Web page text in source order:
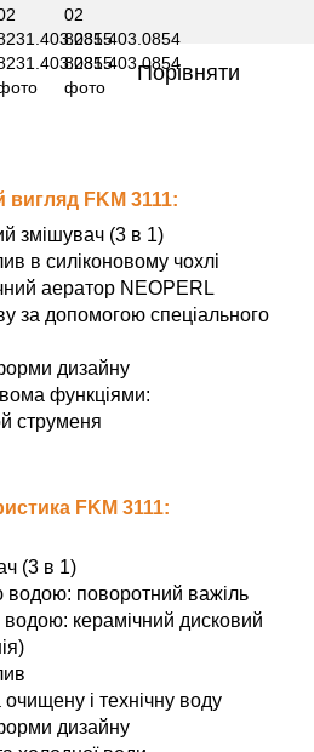
Порівняти
вигляд FKM 3111:
змішувач (3 в 1)
в силіконовому чохлі
аератор NEOPERL
за допомогою спеціального
дизайну
функціями:
струменя
FKM 3111:
(3 в 1)
поворотний важіль
водою: керамічний дисковий
і технічну воду
дизайну